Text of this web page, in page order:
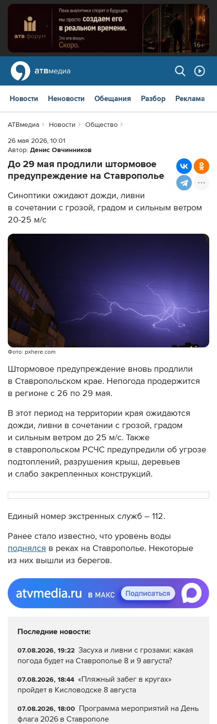
Новости Неновости Обещания Разбор Реклама
АТВмедиа Новости
Общество
26 мая 2026, 10:01
Автор: Денис Овчинников
До 29 мая продлили штормовое
предупреждение на Ставрополье
Синоптики ожидают дожди, ливни
в сочетании с грозой, градом и сильным ветром
20-25 м/с
Фото: pxhere.com
Штормовое предупреждение вновь продлили
в Ставропольском крае. Непогода продержится
в регионе с 26 по 29 мая.
В этот период на территории края ожидаются
дожди, ливни в сочетании с грозой, градом
и сильным ветром до 25 м/с. Также
в ставропольском РСЧС предупредили об угрозе
подтоплений, разрушения крыш, деревьев
и слабо закрепленных конструкций.
Единый номер экстренных служб – 112.
Ранее стало известно, что уровень воды
поднялся в реках на Ставрополье. Некоторые
из них вышли из берегов.
Последние новости:
07.08.2026, 19:22 Засуха и ливни с грозами: какая
погода будет на Ставрополье 8 и 9 августа?
07.08.2026, 18:44 «Пляжный забег в кругах»
пройдет в Кисловодске 8 августа
07.08.2026, 18:00 Программа мероприятий на День
флага 2026 в Ставрополе